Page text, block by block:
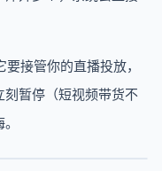
要接管你的直播投放，
暂停（短视频带货不